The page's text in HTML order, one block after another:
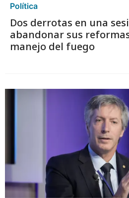
Política
Dos derrotas en una
abandonar sus
manejo del fuego